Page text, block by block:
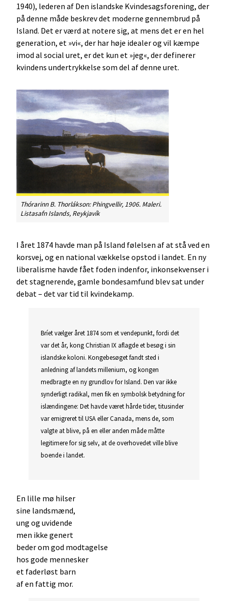
1940), lederen af Den islandske Kvindesagsforening, der
på denne måde beskrev det moderne gennembrud på
Island. Det er værd at notere sig, at mens det er en hel
generation, et »vi«, der har høje idealer og vil kæmpe
imod al social uret, er det kun et »jeg«, der definerer
kvindens undertrykkelse som del af denne uret.
Thórarinn B. Thorlákson:Phingvellir, 1906. Maleri.
Listasafn Islands, Reykjavík
I året 1874 havde man på Island følelsen af at stå ved en
korsvej, og en national vækkelse opstod i landet. En ny
liberalisme havde fået foden indenfor, inkonsekvenser i
det stagnerende, gamle bondesamfund blev sat under
debat – det var tid til kvindekamp.
Bríet vælger året 1874 som et vendepunkt, fordi det
var det år, kong Christian IX aflagde et besøg i sin
islandske koloni. Kongebesøget fandt sted i
anledning af landets millenium, og kongen
medbragte en ny grundlov for Island. Den var ikke
synderligt radikal, men fik en symbolsk betydning for
islændingene: Det havde været hårde tider, titusinder
var emigreret til USA eller Canada, mens de, som
valgte at blive, på en eller anden måde måtte
legitimere for sig selv, at de overhovedet ville blive
boende i landet.
En lille mø hilser
sine landsmænd,
ung og uvidende
men ikke genert
beder om god modtagelse
hos gode mennesker
et faderløst barn
af en fattig mor.